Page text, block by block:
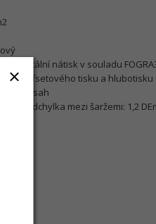
digitální nátisk v souladu
ofsetového tisku a hlubotisku
rozsah
odchylka mezi šaržemi: 1,2
-1,5